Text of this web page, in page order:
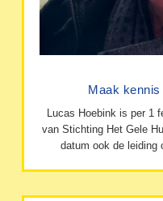
Maak
Lucas Hoebink is per 1
van Stichting Het Gele
datum ook de leiding